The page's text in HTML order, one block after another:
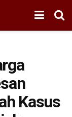
Kasus